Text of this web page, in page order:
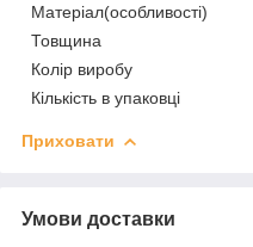
Матеріал(особливості)
Товщина
Колір виробу
Кількість в упаковці
Приховати
Умови доставки